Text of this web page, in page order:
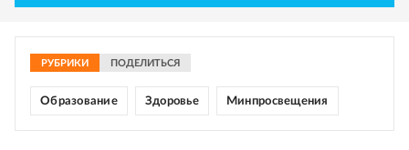
РУБРИКИ ПОДЕЛИТЬСЯ
Образование Здоровье Минпросвещения